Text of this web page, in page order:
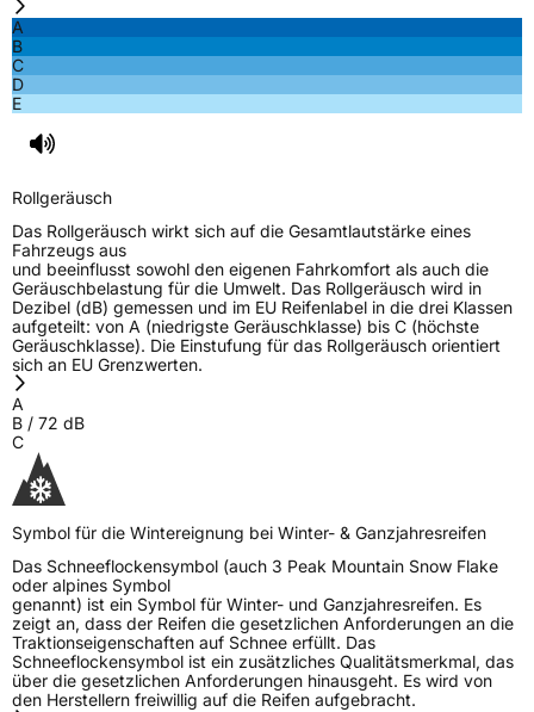
A
B
C
D
E
Rollgeräusch
Das Rollgeräusch wirkt sich auf die Gesamtlautstärke eines
Fahrzeugs aus
und beeinflusst sowohl den eigenen Fahrkomfort als auch die
Geräuschbelastung für die Umwelt. Das Rollgeräusch wird in
Dezibel (dB) gemessen und im EU Reifenlabel in die drei Klassen
aufgeteilt: von A (niedrigste Geräuschklasse) bis C (höchste
Geräuschklasse). Die Einstufung für das Rollgeräusch orientiert
sich an EU Grenzwerten.
A
B / 72 dB
C
Symbol für die Wintereignung bei Winter- & Ganzjahresreifen
Das Schneeflockensymbol (auch 3 Peak Mountain Snow Flake
oder alpines Symbol
genannt) ist ein Symbol für Winter- und Ganzjahresreifen. Es
zeigt an, dass der Reifen die gesetzlichen Anforderungen an die
Traktionseigenschaften auf Schnee erfüllt. Das
Schneeflockensymbol ist ein zusätzliches Qualitätsmerkmal, das
über die gesetzlichen Anforderungen hinausgeht. Es wird von
den Herstellern freiwillig auf die Reifen aufgebracht.